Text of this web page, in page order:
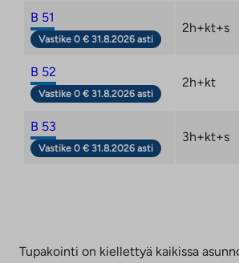
B 51
Vastike 0 € 31.8.2026 asti
2h+kt+s
B 52
Vastike 0 € 31.8.2026 asti
2h+kt
B 53
Vastike 0 € 31.8.2026 asti
3h+kt+s
Tupakointi on kiellettyä kaikissa